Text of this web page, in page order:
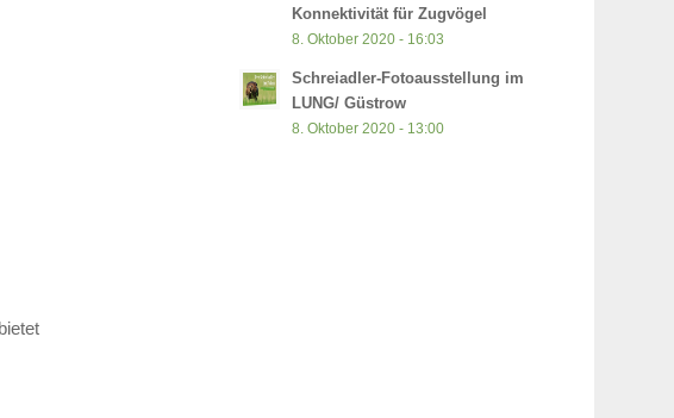
Konnektivität für Zugvögel
8. Oktober 2020 - 16:03
Schreiadler-Fotoausstellung im
LUNG/ Güstrow
8. Oktober 2020 - 13:00